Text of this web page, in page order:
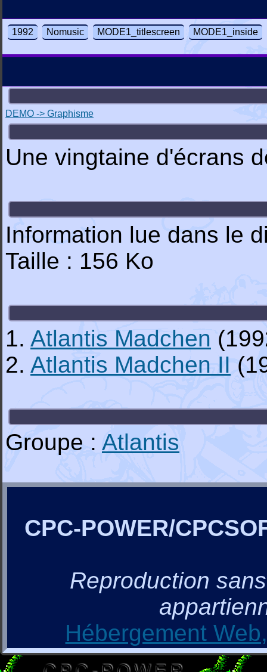
1992 Nomusic MODE1_titlescreen MODE1_inside
DEMO -> Graphisme
Une vingtaine d'écrans
Information lue dans le
Taille : 156 Ko
1. Atlantis Madchen
2. Atlantis Madchen II
Groupe : Atlantis
CPC-POWER/
Reproduction
Hébergement